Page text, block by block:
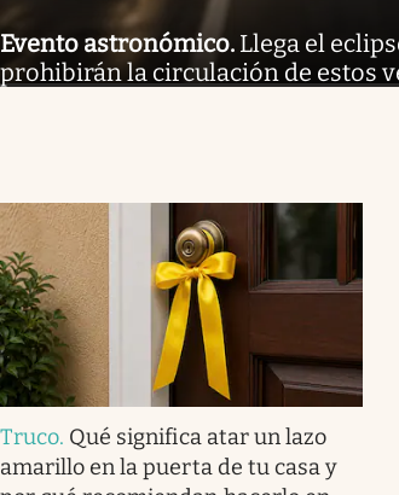
Evento astronómico. Llega el
prohibirán la circulación de estos
Truco. Qué significa atar un lazo
amarillo en la puerta de tu casa y